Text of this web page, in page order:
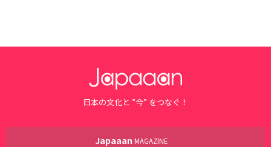
日本の文化と ”今” をつなぐ！
Japaaan MAGAZINE